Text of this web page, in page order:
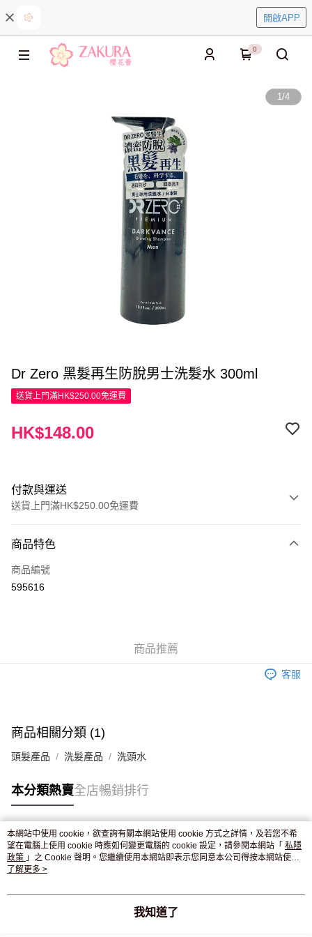
開啟APP
0
1/4
Dr Zero 黑髮再生防脫男士洗髮水 300ml
送貨上門滿HK$250.00免運費
HK$148.00
付款與運送
送貨上門滿HK$250.00免運費
信用卡
Apple Pay
付款後門市自取，訂單確認後2-4個工作天到店，7天內取。逾期後
商品特色
商品編號
595616
商品推薦
客服
商品相關分類 (1)
頭髮產品 洗髮產品 洗頭水
本分類熱賣全店暢銷排行
熱門標籤
熱銷排行
本網站中使用 cookie，欲查詢有關本網站使用 cookie 方式之詳情，及若您不希
望在電腦上使用 cookie 時應如何變更電腦的 cookie 設定，請參閱本網站「 私隱
政策 」之 Cookie 聲明。您繼續使用本網站即表示您同意本公司得按本網站使用
條款之 Cookie 聲明使用 cookie。
了解更多 >
我知道了